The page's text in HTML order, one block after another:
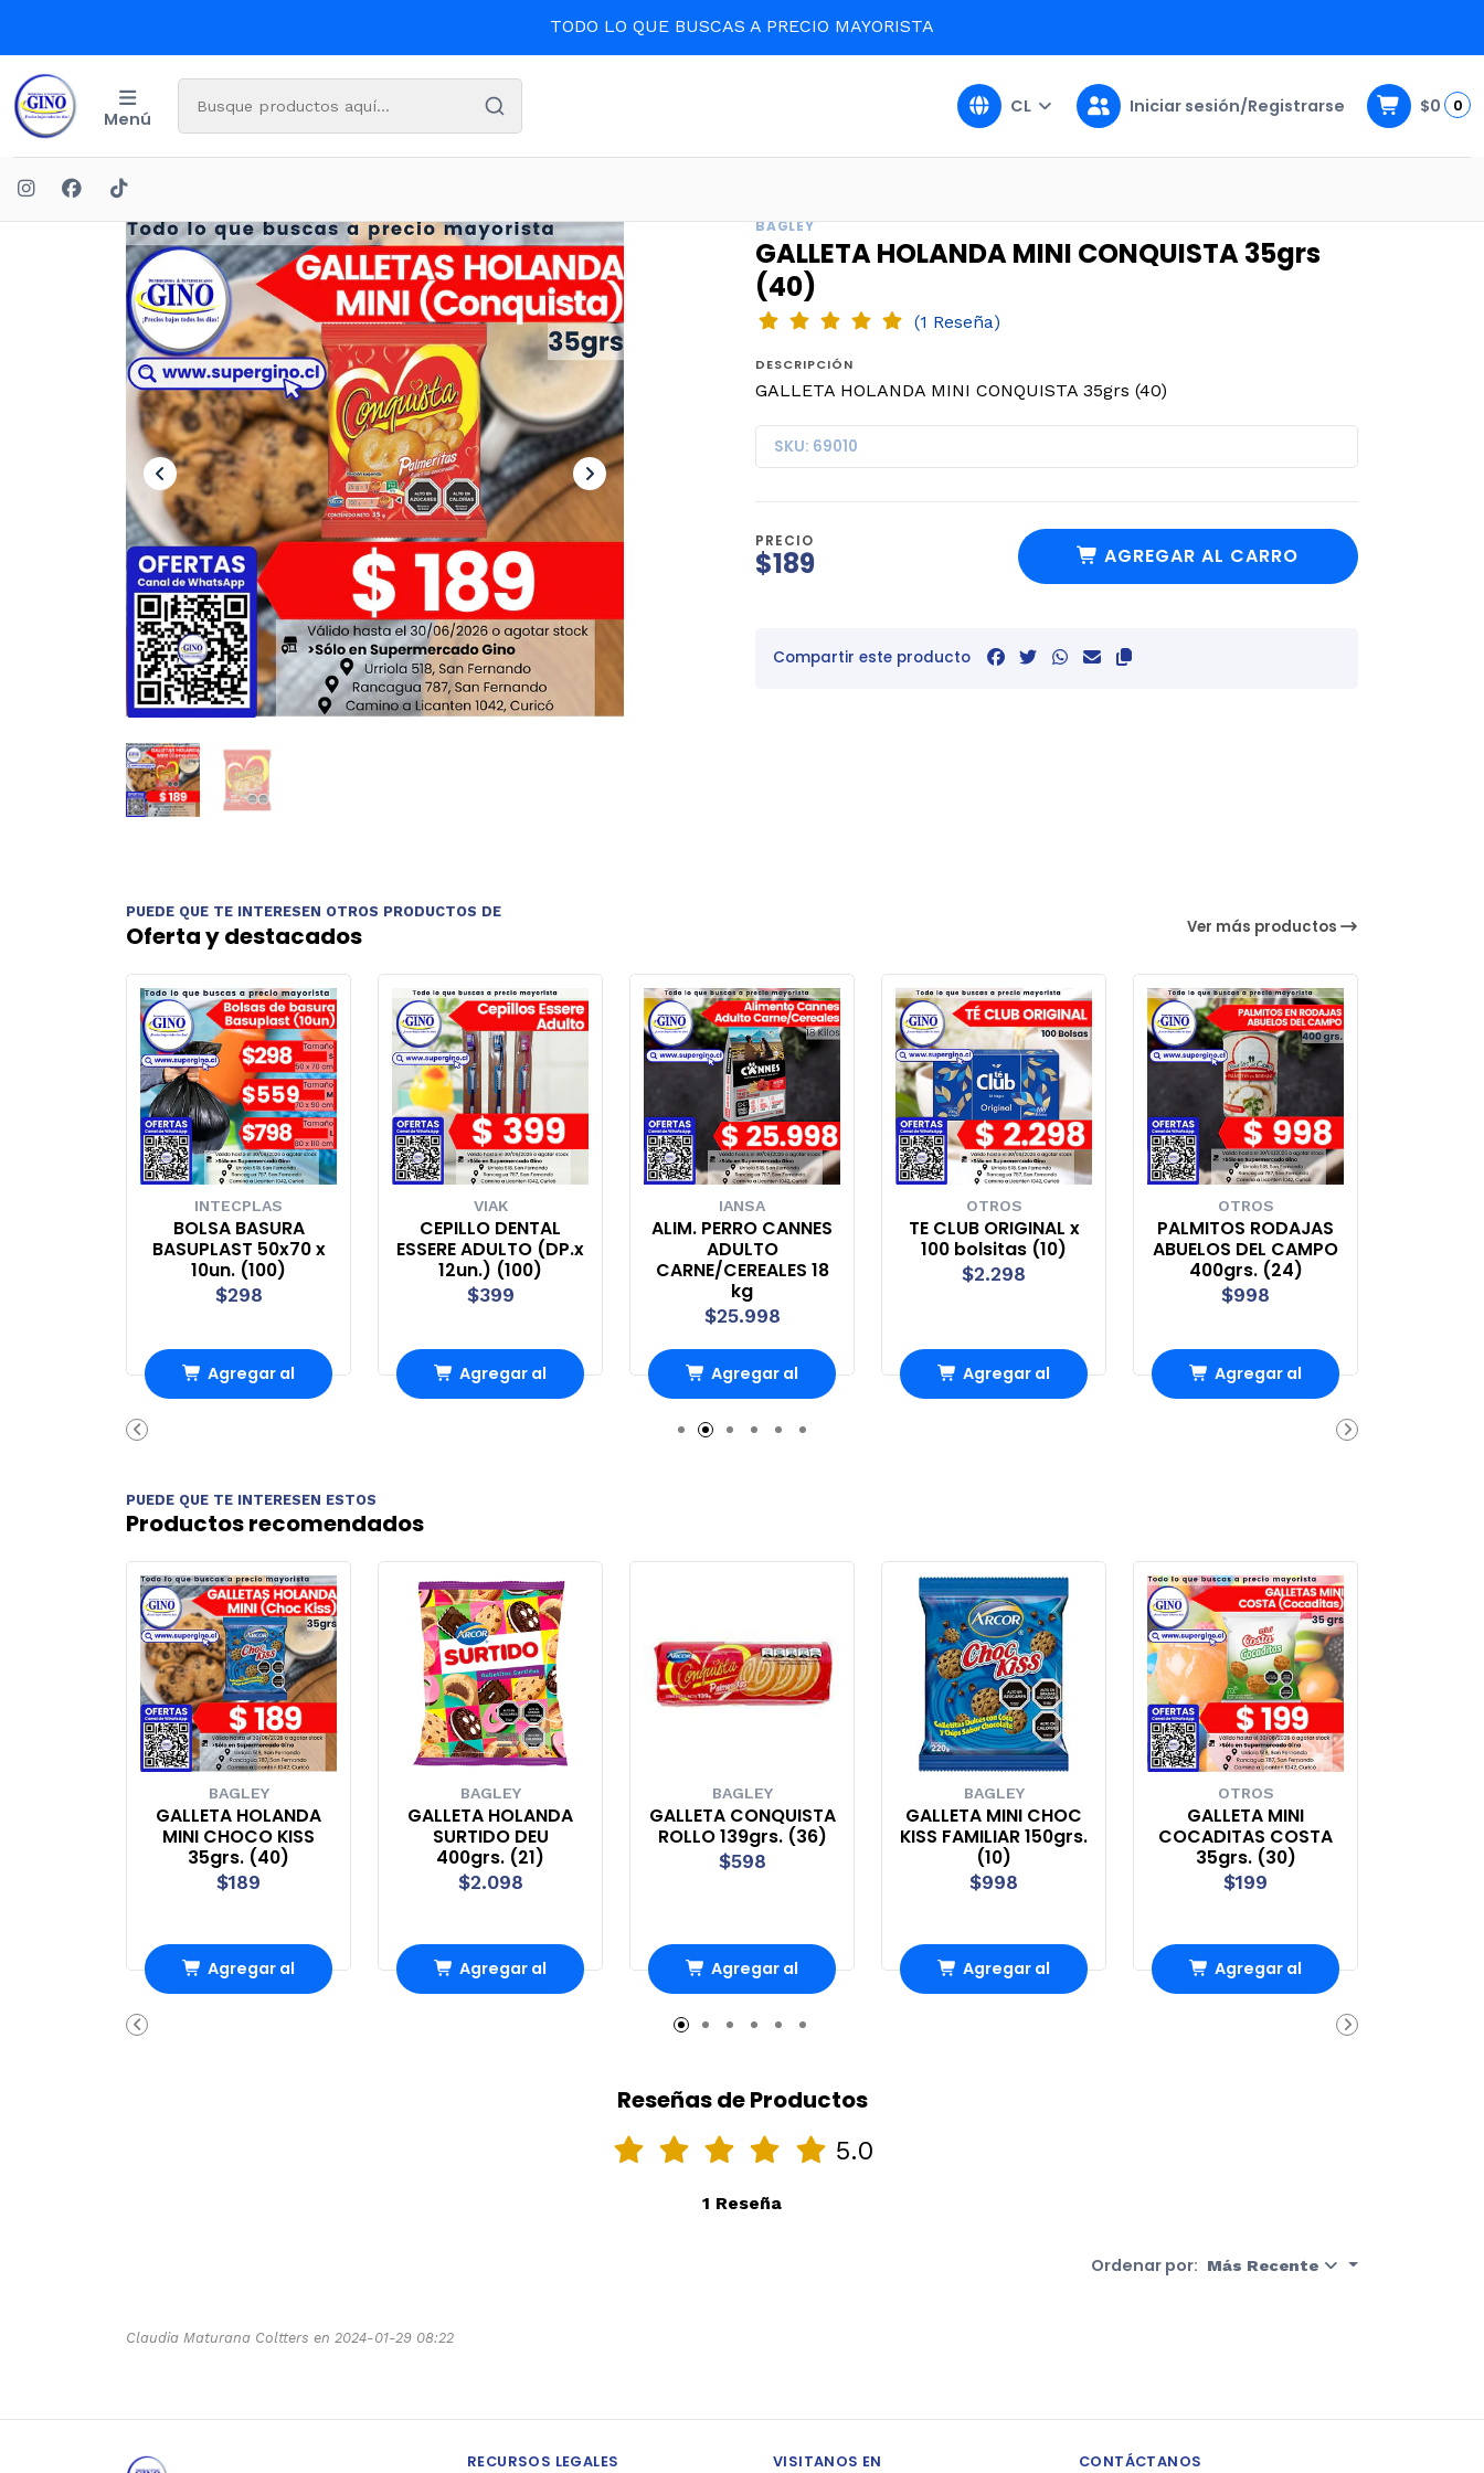
TODO LO QUE BUSCAS A PRECIO MAYORISTA
Menú
CL Iniciar sesión/Registrarse $0 0
BAGLEY
GALLETA HOLANDA MINI CONQUISTA 35grs
(40)
(1 Reseña)
DESCRIPCIÓN
GALLETA HOLANDA MINI CONQUISTA 35grs (40)
SKU: 69010
PRECIO
$189 AGREGAR AL CARRO
Compartir este producto
PUEDE QUE TE INTERESEN OTROS PRODUCTOS DE
Oferta y destacados Ver más productos
INTECPLAS
BOLSA BASURA
BASUPLAST 50x70 x
10un. (100)
$298
Agregar al
VIAK
CEPILLO DENTAL
ESSERE ADULTO (DP.x
12un.) (100)
$399
Agregar al
IANSA
ALIM. PERRO CANNES
ADULTO
CARNE/CEREALES 18
kg
$25.998
Agregar al
Carro
OTROS
TE CLUB ORIGINAL x
100 bolsitas (10)
$2.298
Agregar al
OTROS
PALMITOS RODAJAS
ABUELOS DEL CAMPO
400grs. (24)
$998
Agregar al
PUEDE QUE TE INTERESEN ESTOS
Productos recomendados
BAGLEY
GALLETA HOLANDA
MINI CHOCO KISS
35grs. (40)
$189
Agregar al
BAGLEY
GALLETA HOLANDA
SURTIDO DEU
400grs. (21)
$2.098
Agregar al
BAGLEY
GALLETA CONQUISTA
ROLLO 139grs. (36)
$598
Agregar al
Carro
BAGLEY
GALLETA MINI CHOC
KISS FAMILIAR 150grs.
(10)
$998
Agregar al
OTROS
GALLETA MINI
COCADITAS COSTA
35grs. (30)
$199
Agregar al
Reseñas de Productos
5.0
1 Reseña
Ordenar por: Más Recente
Claudia Maturana Coltters en 2024-01-29 08:22
RECURSOS LEGALES VISITANOS EN CONTÁCTANOS